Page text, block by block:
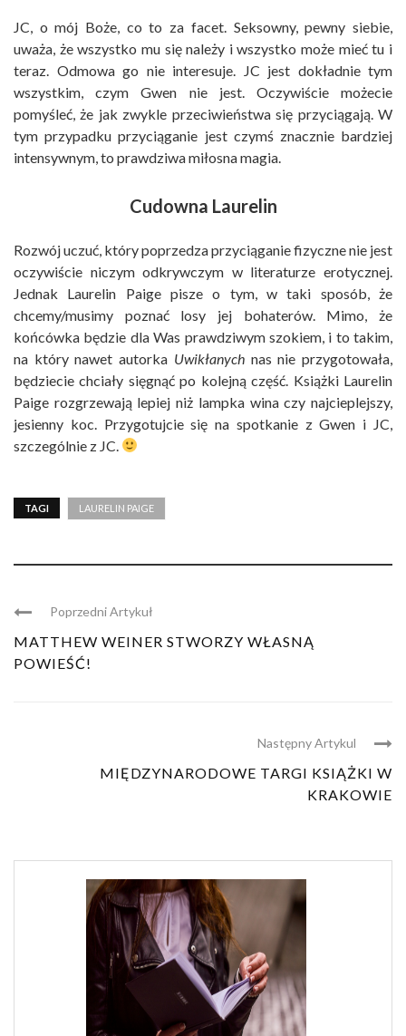
JC, o mój Boże, co to za facet. Seksowny, pewny siebie,
uważa, że wszystko mu się należy i wszystko może mieć tu i
teraz. Odmowa go nie interesuje. JC jest dokładnie tym
wszystkim, czym Gwen nie jest. Oczywiście możecie
pomyśleć, że jak zwykle przeciwieństwa się przyciągają. W
tym przypadku przyciąganie jest czymś znacznie bardziej
intensywnym, to prawdziwa miłosna magia.
Cudowna Laurelin
Rozwój uczuć, który poprzedza przyciąganie fizyczne nie jest
oczywiście niczym odkrywczym w literaturze erotycznej.
Jednak Laurelin Paige pisze o tym, w taki sposób, że
chcemy/musimy poznać losy jej bohaterów. Mimo, że
końcówka będzie dla Was prawdziwym szokiem, i to takim,
na który nawet autorka Uwikłanychnas nie przygotowała,
będziecie chciały sięgnąć po kolejną część. Książki Laurelin
Paige rozgrzewają lepiej niż lampka wina czy najcieplejszy,
jesienny koc. Przygotujcie się na spotkanie z Gwen i JC,
szczególnie z JC.
TAGI LAURELIN PAIGE
Poprzedni Artykuł
MATTHEW WEINER STWORZY WŁASNĄ
POWIEŚĆ!
Następny Artykul
MIĘDZYNARODOWE TARGI KSIĄŻKI W
KRAKOWIE